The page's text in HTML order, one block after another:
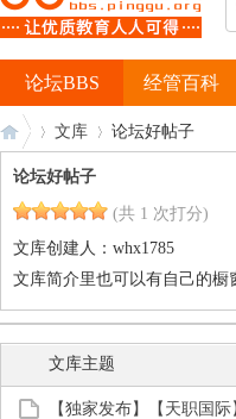
经管百科
论坛BBS
文库 论坛好帖子
论坛好帖子
(共 1 次打分)
文库创建人： whx1785
文库简介里也可以有自己的橱
文库主题
【独家发布】【天职国